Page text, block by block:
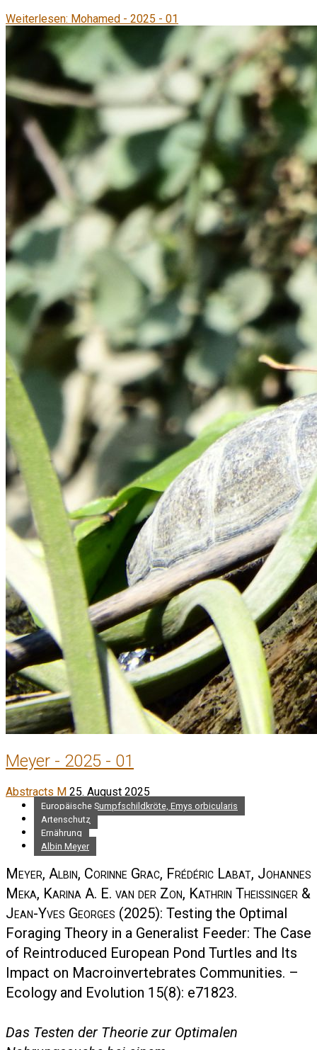
Weiterlesen: Mohamed - 2025 - 01
Meyer - 2025 - 01
Abstracts M 25. August 2025
Europäische Sumpfschildkröte, Emys orbicularis
Artenschutz
Ernährung
Albin Meyer
Meyer, Albin, Corinne Grac, Frédéric Labat, Johannes
Meka, Karina A. E. van der Zon, Kathrin Theissinger &
Jean-Yves Georges (2025): Testing the Optimal
Foraging Theory in a Generalist Feeder: The Case
of Reintroduced European Pond Turtles and Its
Impact on Macroinvertebrates Communities. –
Ecology and Evolution 15(8): e71823.
Das Testen der Theorie zur Optimalen